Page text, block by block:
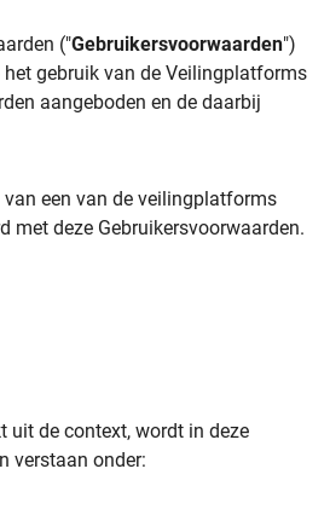
("Gebruikersvoorwaarden")
gebruik van de Veilingplatforms
aangeboden en de daarbij
van een van de veilingplatforms
met deze Gebruikersvoorwaarden.
de context, wordt in deze
verstaan onder: